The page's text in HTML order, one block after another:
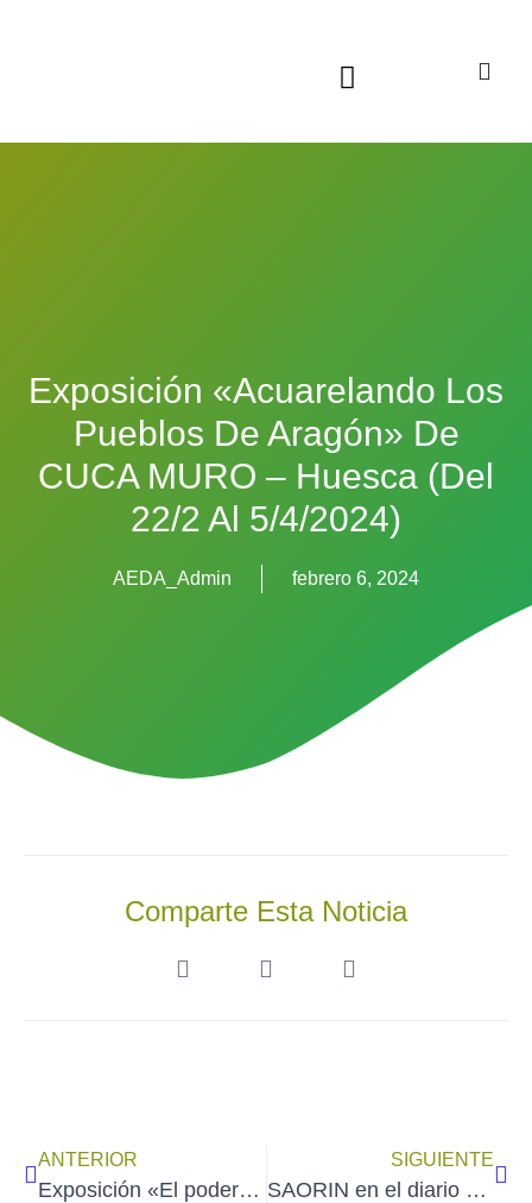
Exposición «Acuarelando Los
Pueblos De Aragón» De
CUCA MURO – Huesca (del
22/2 Al 5/4/2024)
AEDA_Admin febrero 6, 2024
Comparte Esta Noticia
ANTERIOR
Exposición «El poder de la Acuarela» de MONA OMRANI (8/2 al 23/3/2024)
SIGUIENTE
SAORIN en el diario de Burgos: «Pura emoción a través de la acuarela»